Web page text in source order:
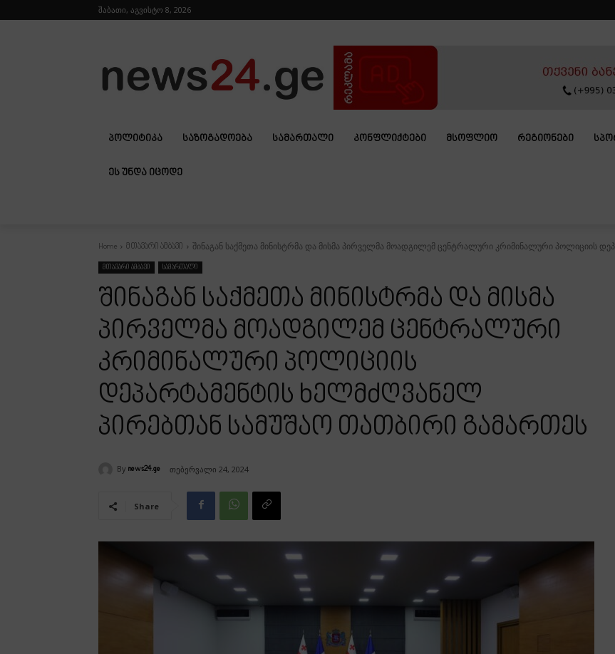
შაბათი, აგვისტო 8, 2026
ᲞᲝᲚᲘᲢᲘᲙᲐ ᲡᲐᲖᲝᲒᲐᲓᲝᲔᲑᲐ ᲡᲐᲛᲐᲠᲗᲐᲚᲘ ᲙᲝᲜᲤᲚᲘᲥᲢᲔᲑᲘ ᲛᲡᲝᲤᲚᲘᲝ ᲠᲔᲒᲘᲝᲜᲔᲑᲘ
ᲔᲡ ᲣᲜᲓᲐ ᲘᲪᲝᲓᲔ
Home მთავარი ამბავი შინაგან საქმეთა მინისტრმა და მისმა პირველმა მოადგილემ ცენტრალური კრიმინალური პოლიციის
მთავარი ამბავი სამართალი
შინაგან საქმეთა მინისტრმა და მისმა
პირველმა მოადგილემ ცენტრალური
კრიმინალური პოლიციის
დეპარტამენტის ხელმძღვანელ
პირებთან სამუშაო თათბირი გამართეს
By news24.ge თებერვალი 24, 2024
Share